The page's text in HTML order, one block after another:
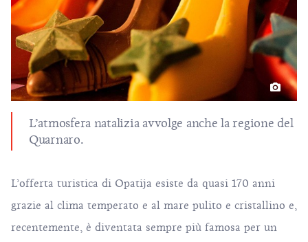
L’atmosfera natalizia avvolge anche la regione del
Quarnaro.
L’offerta turistica di Opatija esiste da quasi 170 anni
grazie al clima temperato e al mare pulito e cristallino e,
recentemente, è diventata sempre più famosa per un